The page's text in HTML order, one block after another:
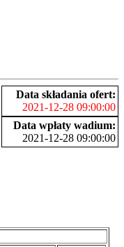
Data składania ofert:
2021-12-28 09:00:00
Data wpłaty wadium:
2021-12-28 09:00:00